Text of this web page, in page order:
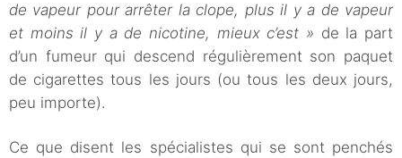
de vapeur pour arrêter la clope, plus il y a de vapeur
et moins il y a de nicotine, mieux c’est » de la part
d’un fumeur qui descend régulièrement son paquet
de cigarettes tous les jours (ou tous les deux jours,
peu importe).
Ce que disent les spécialistes qui se sont penchés